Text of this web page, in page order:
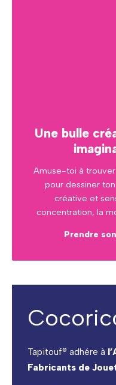
Une bulle
Amuse-toi à
pour dessiner
créative et
concentration, la
Prendre
Tapitouf® adhére à
Fabricants de